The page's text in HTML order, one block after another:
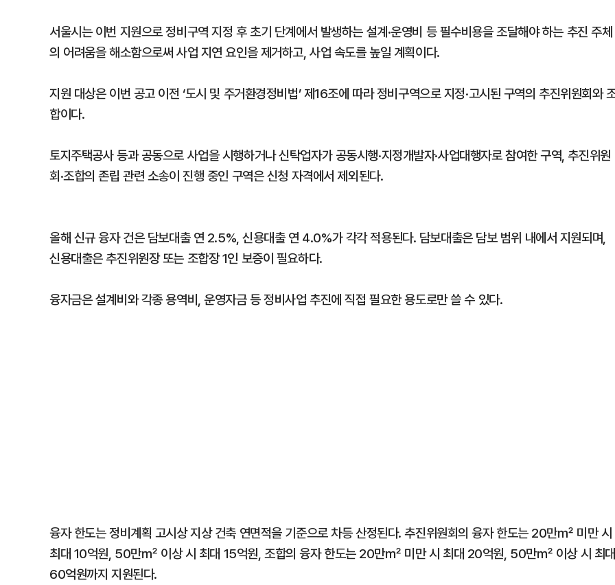
서울시는 이번 지원으로 정비구역 지정 후 초기 단계에서 발생하는 설계·운영비 등 필수비용을 조달해야 하는 추진 주체
의 어려움을 해소함으로써 사업 지연 요인을 제거하고, 사업 속도를 높일 계획이다.
지원 대상은 이번 공고 이전 ‘도시 및 주거환경정비법’ 제16조에 따라 정비구역으로 지정·고시된 구역의 추진위원회와
합이다.
토지주택공사 등과 공동으로 사업을 시행하거나 신탁업자가 공동시행·지정개발자·사업대행자로 참여한 구역, 추진위원
회·조합의 존립 관련 소송이 진행 중인 구역은 신청 자격에서 제외된다.
올해 신규 융자 건은 담보대출 연 2.5%, 신용대출 연 4.0%가 각각 적용된다. 담보대출은 담보 범위 내에서 지원되며,
신용대출은 추진위원장 또는 조합장 1인 보증이 필요하다.
융자금은 설계비와 각종 용역비, 운영자금 등 정비사업 추진에 직접 필요한 용도로만 쓸 수 있다.
융자 한도는 정비계획 고시상 지상 건축 연면적을 기준으로 차등 산정된다. 추진위원회의 융자 한도는 20만㎡ 미만 시
최대 10억원, 50만㎡ 이상 시 최대 15억원, 조합의 융자 한도는 20만㎡ 미만 시 최대 20억원, 50만㎡ 이상 시 최대
60억원까지 지원된다.